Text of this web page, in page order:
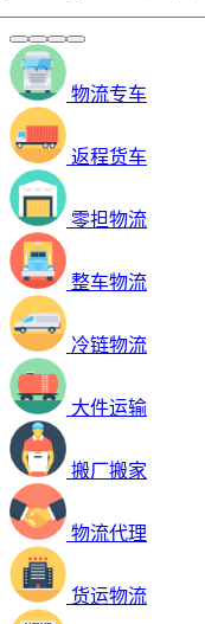
物流专车
返程货车
零担物流
整车物流
冷链物流
大件运输
搬厂搬家
物流代理
货运物流